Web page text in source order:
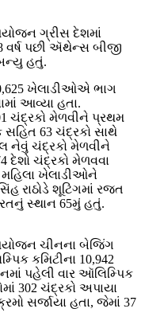
ગ્રીસ દેશમાં
પછી ઍથેન્સ બીજી
હતું.
ખેલાડીઓએ ભાગ
આવ્યા હતા.
ચંદ્રકો મેળવીને પ્રથમ
સહિત 63 ચંદ્રકો સાથે
નેવું ચંદ્રકો મેળવીને
દેશો ચંદ્રકો મેળવવા
ખેલાડીઓને
રાઠોડે શૂટિંગમાં રજત
સ્થાન 65મું હતું.
ચીનના બેજિંગ
કમિટીના 10,942
પહેલી વાર ઑલિમ્પિક
302 ચંદ્રકો અપાયા
સર્જાયા હતા, જેમાં 37